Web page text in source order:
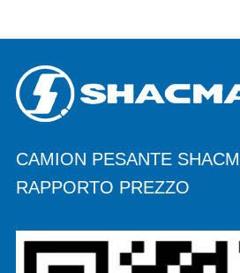
CAMION PESANTE
RAPPORTO PREZZO